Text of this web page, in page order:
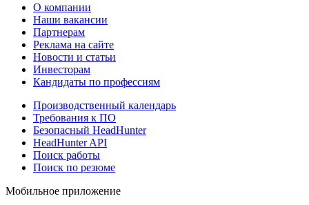
О компании
Наши вакансии
Партнерам
Реклама на сайте
Новости и статьи
Инвесторам
Кандидаты по профессиям
Производственный календарь
Требования к ПО
Безопасный HeadHunter
HeadHunter API
Поиск работы
Поиск по резюме
Мобильное приложение